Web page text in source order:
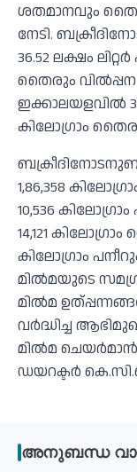
ശതമാനവും തൈര്
നേടി.
36.52 ലക്ഷം
തൈരും വില്‍പ്പന
ഇക്കാലയളവില്‍
കിലോഗ്രാം
1,86,358
10,536
14,121
കിലോഗ്രാം
മില്‍മയുടെ
മില്‍മ
വര്‍ദ്ധിച്ച
മില്‍മ
ഡയറക്ടര്‍
അനുബന്ധ